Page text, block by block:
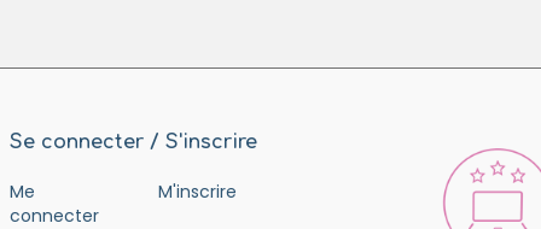
Se connecter / S'inscrire
Me
connecter
M'inscrire